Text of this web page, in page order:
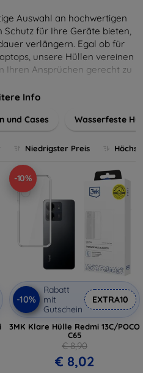
Auswahl an hochwertigen
für Ihre Geräte bieten,
verlängern. Egal ob für
unsere Hüllen vereinen
Ihren Ansprüchen gerecht zu
Stil perfekt zu
Info
und Cases Wasserfeste
Niedrigster Preis
-10%
-10%
Rabatt
mit
Gutschein
EXTRA10
3MK Klare Hülle Redmi 13C/POCO
C65
€ 8,90
€ 8,02